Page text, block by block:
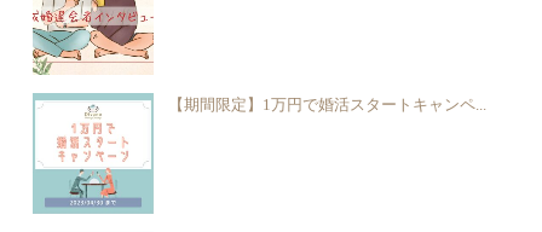
【期間限定】1万円で婚活スタートキャンペ...